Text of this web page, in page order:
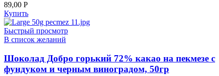
89,00 Р
Купить
Быстрый просмотр
В список желаний
Шоколад Добро горький 72% какао на пекмезе с
фундуком и черным виноградом, 50гр